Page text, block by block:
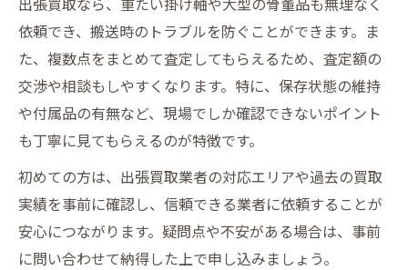
依頼でき、搬送時のトラブルを防ぐことができます。ま
た、複数点をまとめて査定してもらえるため、査定額の
交渉や相談もしやすくなります。特に、保存状態の維持
や付属品の有無など、現場でしか確認できないポイント
も丁寧に見てもらえるのが特徴です。
初めての方は、出張買取業者の対応エリアや過去の買取
実績を事前に確認し、信頼できる業者に依頼することが
安心につながります。疑問点や不安がある場合は、事前
に問い合わせて納得した上で申し込みましょう。